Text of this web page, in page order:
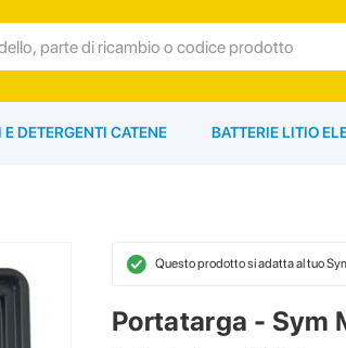
DETERGENTI CATENE BATTERIE LITIO
Questo prodotto si adatta al tuo
Portatarga - Sym